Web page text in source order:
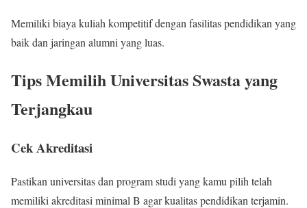
Memiliki biaya kuliah kompetitif dengan fasilitas pendidikan yang
baik dan jaringan alumni yang luas.
Tips Memilih Universitas Swasta yang
Terjangkau
Cek Akreditasi
Pastikan universitas dan program studi yang kamu pilih telah
memiliki akreditasi minimal B agar kualitas pendidikan terjamin.